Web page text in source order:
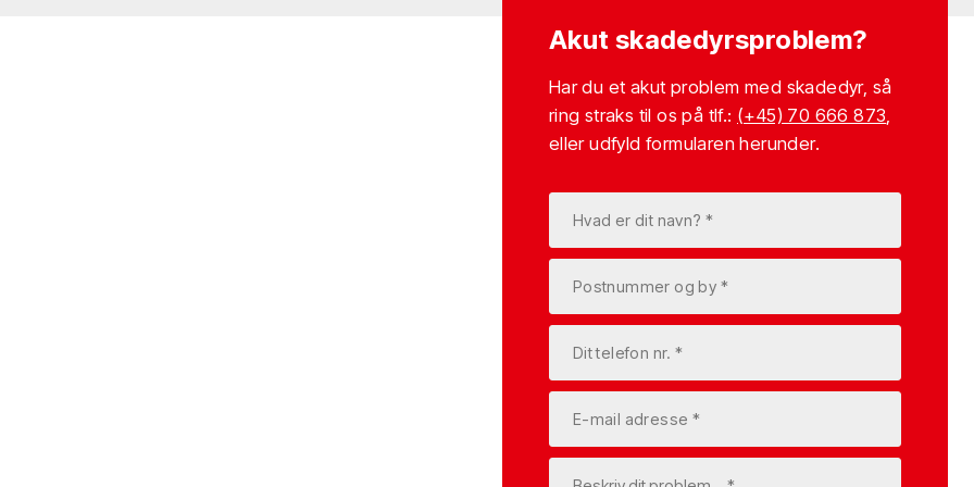
Akut skadedyrsproblem?
Har du et akut problem med skadedyr, så
ring straks til os på tlf.: (+45) 70 666 873,
eller udfyld formularen herunder.